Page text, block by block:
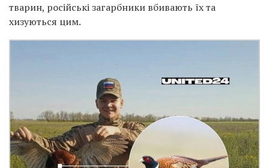
тварин, російські загарбники вбивають їх та
хизуються цим.